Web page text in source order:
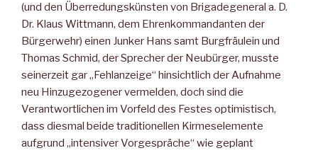
(und den Überredungskünsten von Brigadegeneral a. D.
Dr. Klaus Wittmann, dem Ehrenkommandanten der
Bürgerwehr) einen Junker Hans samt Burgfräulein und
Thomas Schmid, der Sprecher der Neubürger, musste
seinerzeit gar „Fehlanzeige“ hinsichtlich der Aufnahme
neu Hinzugezogener vermelden, doch sind die
Verantwortlichen im Vorfeld des Festes optimistisch,
dass diesmal beide traditionellen Kirmeselemente
aufgrund „intensiver Vorgespräche“ wie geplant